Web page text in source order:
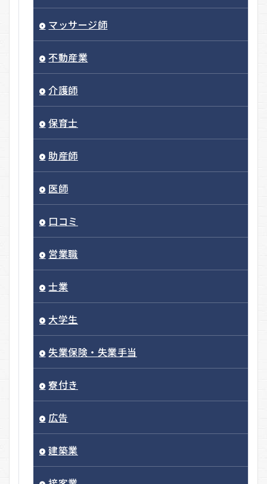
マッサージ師
不動産業
介護師
保育士
助産師
医師
口コミ
営業職
士業
大学生
失業保険・失業手当
寮付き
広告
建築業